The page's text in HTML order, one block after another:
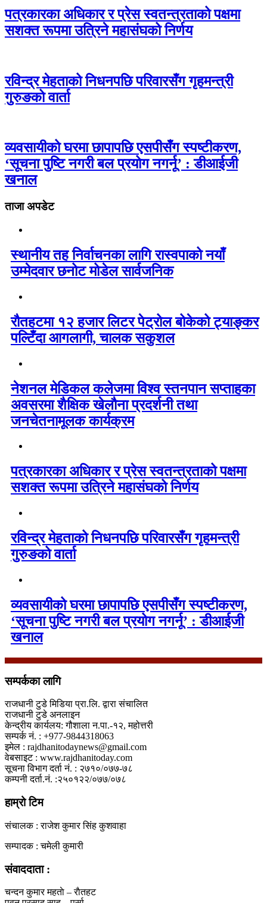
पत्रकारका अधिकार र प्रेस स्वतन्त्रताको पक्षमा
सशक्त रूपमा उत्रिने महासंघको निर्णय
रविन्द्र मेहताको निधनपछि परिवारसँग गृहमन्त्री
गुरुङको वार्ता
व्यवसायीको घरमा छापापछि एसपीसँग स्पष्टीकरण,
‘सूचना पुष्टि नगरी बल प्रयोग नगर्नू’ : डीआईजी
खनाल
ताजा अपडेट
स्थानीय तह निर्वाचनका लागि रास्वपाको नयाँ
उम्मेदवार छनोट मोडेल सार्वजनिक
रौतहटमा १२ हजार लिटर पेट्रोल बोकेको ट्याङ्कर
पल्टिँदा आगलागी, चालक सकुशल
नेशनल मेडिकल कलेजमा विश्व स्तनपान सप्ताहका
अवसरमा शैक्षिक खेलौना प्रदर्शनी तथा
जनचेतनामूलक कार्यक्रम
पत्रकारका अधिकार र प्रेस स्वतन्त्रताको पक्षमा
सशक्त रूपमा उत्रिने महासंघको निर्णय
रविन्द्र मेहताको निधनपछि परिवारसँग गृहमन्त्री
गुरुङको वार्ता
व्यवसायीको घरमा छापापछि एसपीसँग स्पष्टीकरण,
‘सूचना पुष्टि नगरी बल प्रयोग नगर्नू’ : डीआईजी
खनाल
सम्पर्कका लागि
राजधानी टुडे मिडिया प्रा.लि. द्वारा संचालित
राजधानी टुडे अनलाइन
केन्द्रीय कार्यलय: गौशाला न.पा.-१२, महोत्तरी
सम्पर्क नं. : +977-9844318063
इमेल : rajdhanitodaynews@gmail.com
वेबसाइट : www.rajdhanitoday.com
सूचना विभाग दर्ता नं. : २७१०/०७७-७८
कम्पनी दर्ता.नं. :२५०१२२/०७७/०७८
हाम्रो टिम
संचालक : राजेश कुमार सिंह कुशवाहा
सम्पादक : चमेली कुमारी
संवाददाता :
चन्दन कुमार महताे – राैतहट